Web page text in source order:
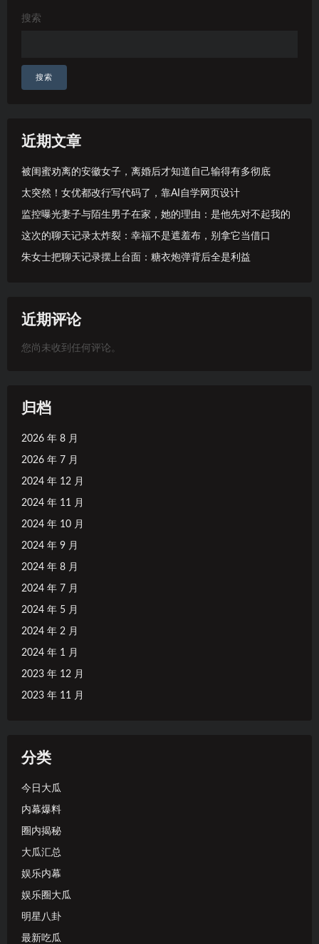
搜索
搜索
近期文章
被闺蜜劝离的安徽女子，离婚后才知道自己输得有多彻底
太突然！女优都改行写代码了，靠AI自学网页设计
监控曝光妻子与陌生男子在家，她的理由：是他先对不起我的
这次的聊天记录太炸裂：幸福不是遮羞布，别拿它当借口
朱女士把聊天记录摆上台面：糖衣炮弹背后全是利益
近期评论
您尚未收到任何评论。
归档
2026 年 8 月
2026 年 7 月
2024 年 12 月
2024 年 11 月
2024 年 10 月
2024 年 9 月
2024 年 8 月
2024 年 7 月
2024 年 5 月
2024 年 2 月
2024 年 1 月
2023 年 12 月
2023 年 11 月
分类
今日大瓜
内幕爆料
圈内揭秘
大瓜汇总
娱乐内幕
娱乐圈大瓜
明星八卦
最新吃瓜